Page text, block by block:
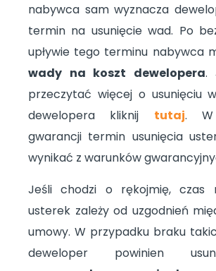
nabywca sam wyznacza
termin na usunięcie wad. Po
upływie tego terminu nabywca
wady na koszt dewelopera.
przeczytać więcej o usunięciu
dewelopera kliknij tutaj. W
gwarancji termin usunięcia
wynikać z warunków
Jeśli chodzi o rękojmię, czas
usterek zależy od uzgodnień
umowy. W przypadku braku
deweloper powinien